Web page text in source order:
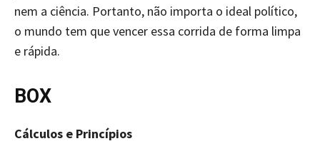
nem a ciência. Portanto, não importa o ideal político,
o mundo tem que vencer essa corrida de forma limpa
e rápida.
BOX
Cálculos e Princípios